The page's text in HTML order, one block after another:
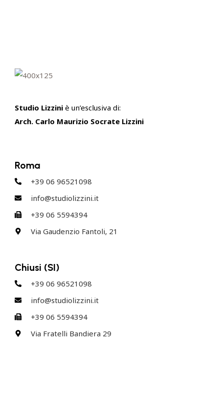
Studio Lizzini è un’esclusiva di:
Arch. Carlo Maurizio Socrate Lizzini
Roma
+39 06 96521098
info@studiolizzini.it
+39 06 5594394
Via Gaudenzio Fantoli, 21
Chiusi (SI)
+39 06 96521098
info@studiolizzini.it
+39 06 5594394
Via Fratelli Bandiera 29